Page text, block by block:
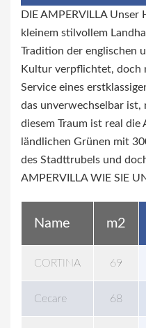
DIE AMPERVILLA
kleinem stilvollem
Tradition der englischen
Kultur verpflichtet, doch
Service eines
das unverwechselbar ist,
diesem Traum ist real
ländlichen Grünen mit
des Stadttrubels und
AMPERVILLA WIE SIE
Name m2
CORTINA 69
Cecare 68